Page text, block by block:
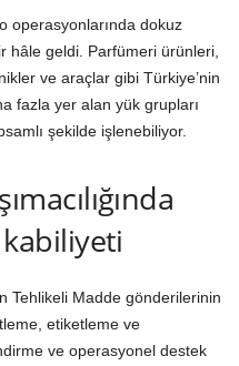
operasyonlarında dokuz
hâle geldi. Parfümeri ürünleri,
ve araçlar gibi Türkiye’nin
fazla yer alan yük grupları
şekilde işlenebiliyor.
Tehlikeli Madde gönderilerinin
etiketleme ve
ve operasyonel destek